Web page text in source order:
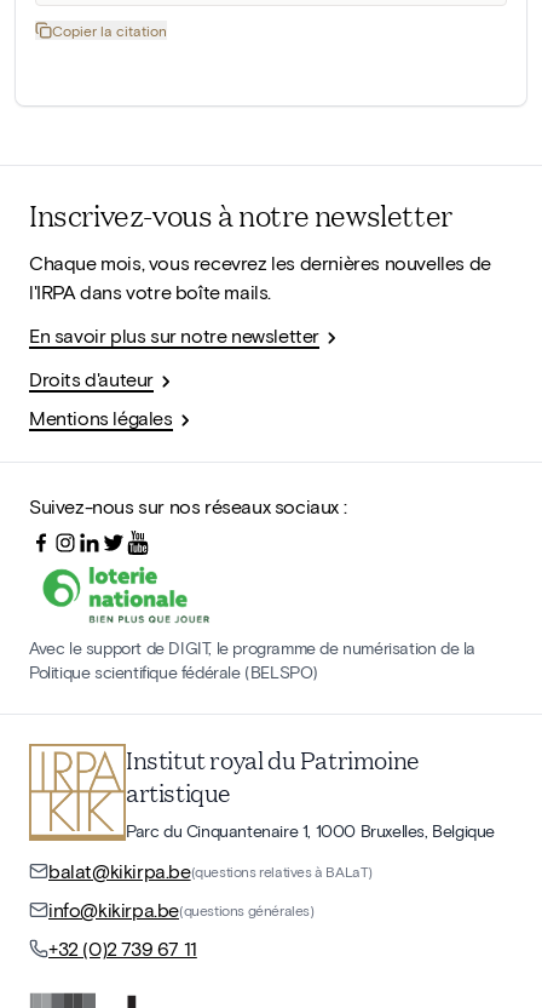
Copier la citation
Inscrivez-vous à notre newsletter
Chaque mois, vous recevrez les dernières nouvelles de
l'IRPA dans votre boîte mails.
En savoir plus sur notre newsletter
Droits d'auteur
Mentions légales
Suivez-nous sur nos réseaux sociaux :
Avec le support de DIGIT, le programme de numérisation de la
Politique scientifique fédérale (BELSPO)
Institut royal du Patrimoine
artistique
Parc du Cinquantenaire 1, 1000 Bruxelles, Belgique
balat@kikirpa.be(questions relatives à BALaT)
info@kikirpa.be(questions générales)
+32 (0)2 739 67 11